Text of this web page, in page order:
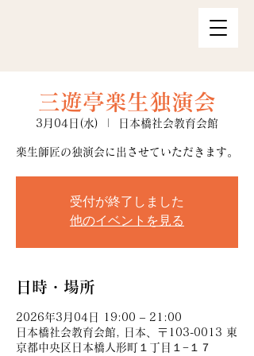
三遊亭楽生独演会
3月04日(水) 日本橋社会教育会館
受付が終了しました
他のイベントを見る
日時・場所
2026年3月04日 19:00 – 21:00
日本橋社会教育会館, 日本、〒103-0013 東
京都中央区日本橋人形町１丁目１−１７